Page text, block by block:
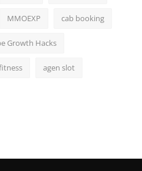
MMOEXP cab booking
Growth Hacks
agen slot